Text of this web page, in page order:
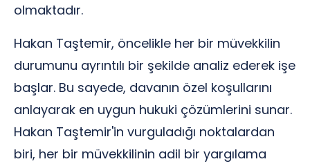
olmaktadır.
Hakan Taştemir, öncelikle her bir müvekkilin
durumunu ayrıntılı bir şekilde analiz ederek işe
başlar. Bu sayede, davanın özel koşullarını
anlayarak en uygun hukuki çözümlerini sunar.
Hakan Taştemir'in vurguladığı noktalardan
biri, her bir müvekkilinin adil bir yargılama